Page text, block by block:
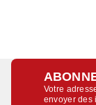
Votre
envoyer des